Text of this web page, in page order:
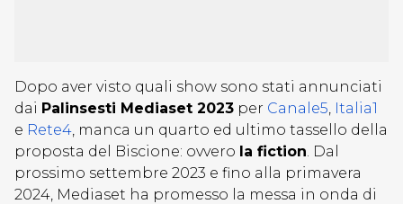
Dopo aver visto quali show sono stati annunciati
dai Palinsesti Mediaset 2023 per Canale5, Italia1
e Rete4, manca un quarto ed ultimo tassello della
proposta del Biscione: ovvero la fiction. Dal
prossimo settembre 2023 e fino alla primavera
2024, Mediaset ha promesso la messa in onda di